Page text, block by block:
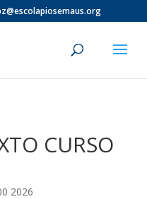
CURSO
2026